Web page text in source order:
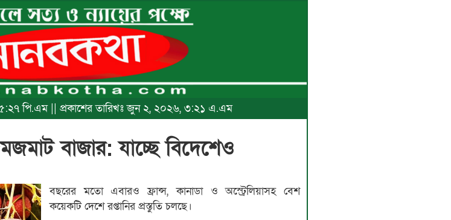
৫:২৭ পি.এম || প্রকাশের তারিখঃ জুন ২, ২০২৬, ৩:২১ এ.এম
বাজার: যাচ্ছে বিদেশেও
বছরের মতো এবারও ফ্রান্স, কানাডা ও অস্ট্রেলিয়াসহ বেশ
কয়েকটি দেশে রপ্তানির প্রস্তুতি চলছে।